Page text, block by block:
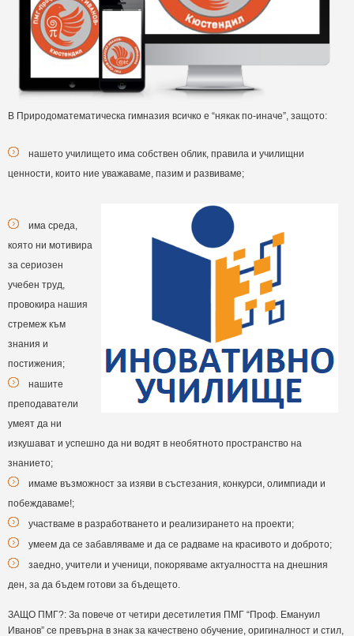
В Природоматематическа гимназия всичко е “някак по-иначе”, защото:
нашето училището има собствен облик, правила и училищни
ценности, които ние уважаваме, пазим и развиваме;
има среда,
която ни мотивира
за сериозен
учебен труд,
провокира нашия
стремеж към
знания и
постижения;
нашите
преподаватели
умеят да ни
изкушават и успешно да ни водят в необятното пространство на
знанието;
имаме възможност за изяви в състезания, конкурси, олимпиади и
побеждаваме!;
участваме в разработването и реализирането на проекти;
умеем да се забавляваме и да се радваме на красивото и доброто;
заедно, учители и ученици, покоряваме актуалността на днешния
ден, за да бъдем готови за бъдещето.
ЗАЩО ПМГ?: За повече от четири десетилетия ПМГ “Проф. Емануил
Иванов” се превърна в знак за качествено обучение, оригиналност и стил,